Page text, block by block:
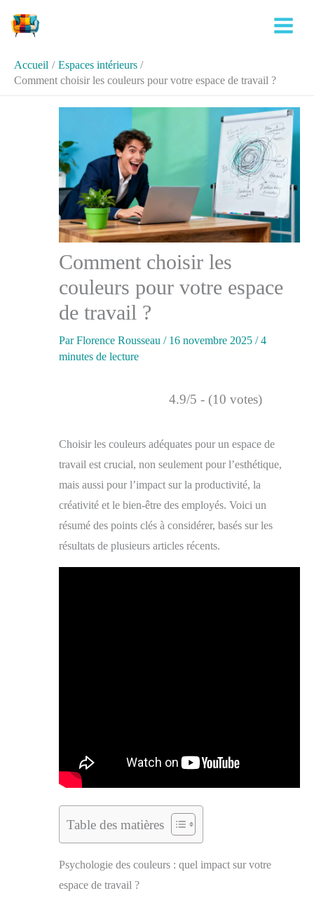
Accueil
Espaces intérieurs
Comment choisir les couleurs pour votre espace de travail ?
Comment choisir les
couleurs pour votre espace
de travail ?
ParFlorence Rousseau / 16 novembre 2025 /4
minutes de lecture
4.9/5 - (10 votes)
Choisir les couleurs adéquates pour un espace de
travail est crucial, non seulement pour l’esthétique,
mais aussi pour l’impact sur la productivité, la
créativité et le bien-être des employés. Voici un
résumé des points clés à considérer, basés sur les
résultats de plusieurs articles récents.
Table des matières
Psychologie des couleurs : quel impact sur votre
espace de travail ?